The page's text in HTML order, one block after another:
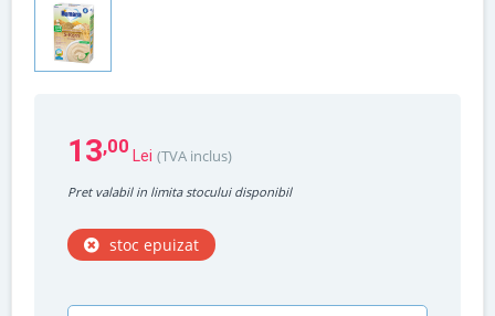
13,00 Lei (TVA inclus)
Pret valabil in limita stocului disponibil
stoc epuizat